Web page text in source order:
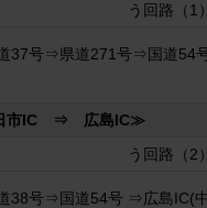
う回路（1）
37号⇒県道271号⇒国道54
市IC ⇒ 広島IC≫
う回路（2）
38号⇒国道54号 ⇒広島IC(